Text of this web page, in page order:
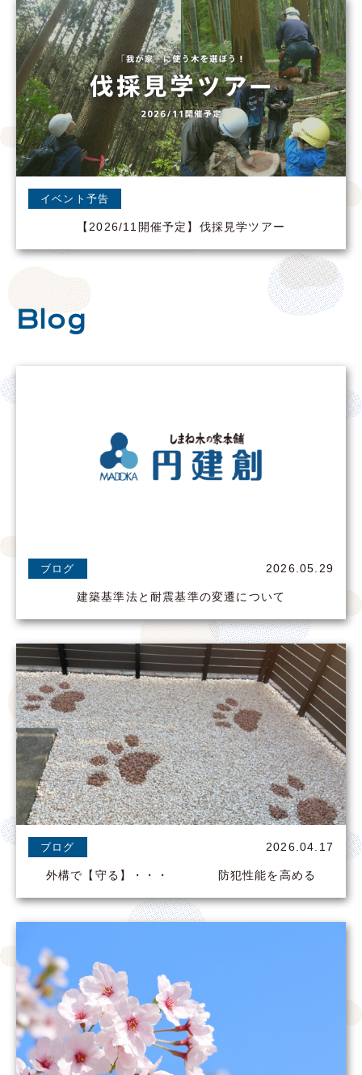
イベント予告
【2026/11開催予定】伐採見学ツアー
Blog
ブログ 2026.05.29
建築基準法と耐震基準の変遷について
ブログ 2026.04.17
外構で【守る】・・・ 防犯性能を高める